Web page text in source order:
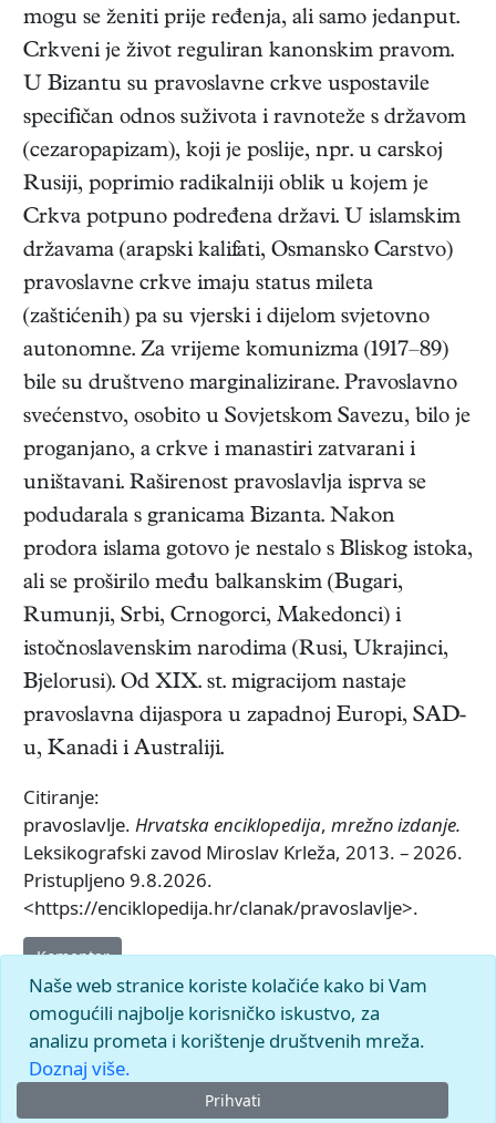
mogu se ženiti prije ređenja, ali samo jedanput.
Crkveni je život reguliran kanonskim pravom.
U Bizantu su pravoslavne crkve uspostavile
specifičan odnos suživota i ravnoteže s državom
(cezaropapizam), koji je poslije, npr. u carskoj
Rusiji, poprimio radikalniji oblik u kojem je
Crkva potpuno podređena državi. U islamskim
državama (arapski kalifati, Osmansko Carstvo)
pravoslavne crkve imaju status mileta
(zaštićenih) pa su vjerski i dijelom svjetovno
autonomne. Za vrijeme komunizma (1917–89)
bile su društveno marginalizirane. Pravoslavno
svećenstvo, osobito u Sovjetskom Savezu, bilo je
proganjano, a crkve i manastiri zatvarani i
uništavani. Raširenost pravoslavlja isprva se
podudarala s granicama Bizanta. Nakon
prodora islama gotovo je nestalo s Bliskog istoka,
ali se proširilo među balkanskim (Bugari,
Rumunji, Srbi, Crnogorci, Makedonci) i
istočnoslavenskim narodima (Rusi, Ukrajinci,
Bjelorusi). Od XIX. st. migracijom nastaje
pravoslavna dijaspora u zapadnoj Europi, SAD-
u, Kanadi i Australiji.
Citiranje:
pravoslavlje. Hrvatska enciklopedija, mrežno izdanje.
Leksikografski zavod Miroslav Krleža, 2013. – 2026.
Pristupljeno 9.8.2026.
<https://enciklopedija.hr/clanak/pravoslavlje>.
Komentar
Naše web stranice koriste kolačiće kako bi Vam
omogućili najbolje korisničko iskustvo, za
analizu prometa i korištenje društvenih mreža.
Doznaj više.
Prihvati
© 2026.Leksikografski zavodMiroslav Krleža